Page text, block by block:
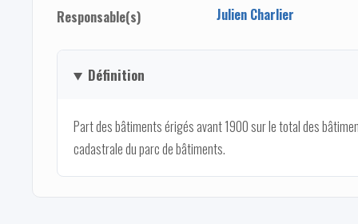
Responsable(s)
Julien Charlier
Définition
Part des bâtiments érigés avant 1900 sur le total des
cadastrale du parc de bâtiments.